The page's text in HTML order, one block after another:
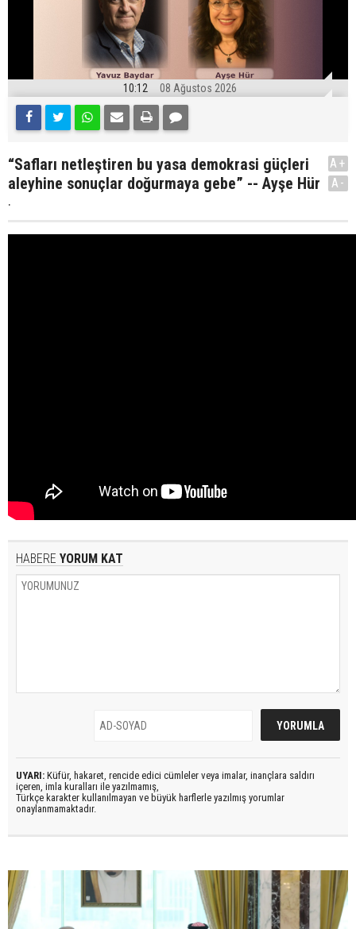
10:12 08 Ağustos 2026
“Safları netleştiren bu yasa demokrasi güçleri
aleyhine sonuçlar doğurmaya gebe” -- Ayşe Hür
.
A+
A-
HABERE YORUM KAT
UYARI: Küfür, hakaret, rencide edici cümleler veya imalar, inançlara saldırı
içeren, imla kuralları ile yazılmamış,
Türkçe karakter kullanılmayan ve büyük harflerle yazılmış yorumlar
onaylanmamaktadır.